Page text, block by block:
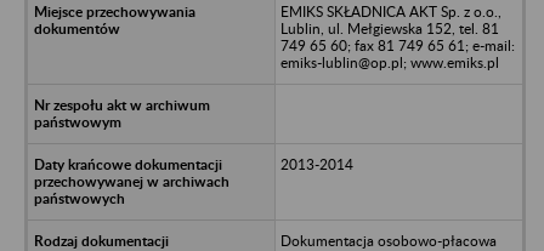
EMIKS SKŁADNICA AKT Sp. z o.o.,
Lublin, ul. Mełgiewska 152, tel. 81
749 65 60; fax 81 749 65 61; e-mail:
emiks-lublin@op.pl; www.emiks.pl
2013-2014
Dokumentacja osobowo-płacowa